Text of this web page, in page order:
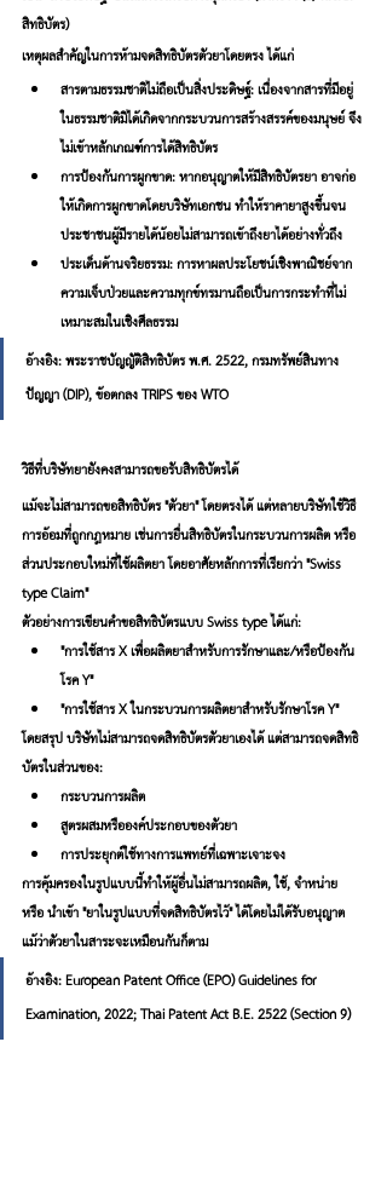
สิทธิบัตร)
เหตุผลสำคัญในการห้ามจดสิทธิบัตรตัวยาโดยตรง ได้แก่
สารตามธรรมชาติไม่ถือเป็นสิ่งประดิษฐ์: เนื่องจากสารที่มีอยู่
ในธรรมชาติมิได้เกิดจากกระบวนการสร้างสรรค์ของมนุษย์ จึง
ไม่เข้าหลักเกณฑ์การได้สิทธิบัตร
การป้องกันการผูกขาด: หากอนุญาตให้มีสิทธิบัตรยา อาจก่อ
ให้เกิดการผูกขาดโดยบริษัทเอกชน ทำให้ราคายาสูงขึ้นจน
ประชาชนผู้มีรายได้น้อยไม่สามารถเข้าถึงยาได้อย่างทั่วถึง
ประเด็นด้านจริยธรรม: การหาผลประโยชน์เชิงพาณิชย์จาก
ความเจ็บป่วยและความทุกข์ทรมานถือเป็นการกระทำที่ไม่
เหมาะสมในเชิงศีลธรรม
อ้างอิง: พระราชบัญญัติสิทธิบัตร พ.ศ. 2522, กรมทรัพย์สินทาง
ปัญญา (DIP), ข้อตกลง TRIPS ของ WTO
วิธีที่บริษัทยายังคงสามารถขอรับสิทธิบัตรได้
แม้จะไม่สามารถขอสิทธิบัตร "ตัวยา" โดยตรงได้ แต่หลายบริษัทใช้วิธี
การอ้อมที่ถูกกฎหมาย เช่นการยื่นสิทธิบัตรในกระบวนการผลิต หรือ
ส่วนประกอบใหม่ที่ใช้ผลิตยา โดยอาศัยหลักการที่เรียกว่า "Swiss-
type Claim"
ตัวอย่างการเขียนคำขอสิทธิบัตรแบบ Swiss-type ได้แก่:
"การใช้สาร X เพื่อผลิตยาสำหรับการรักษาและ/หรือป้องกัน
โรค Y"
"การใช้สาร X ในกระบวนการผลิตยาสำหรับรักษาโรค Y"
โดยสรุป บริษัทไม่สามารถจดสิทธิบัตรตัวยาเองได้ แต่สามารถจดสิทธิ
บัตรในส่วนของ:
กระบวนการผลิต
สูตรผสมหรือองค์ประกอบของตัวยา
การประยุกต์ใช้ทางการแพทย์ที่เฉพาะเจาะจง
การคุ้มครองในรูปแบบนี้ทำให้ผู้อื่นไม่สามารถผลิต, ใช้, จำหน่าย
หรือ นำเข้า "ยาในรูปแบบที่จดสิทธิบัตรไว้" ได้โดยไม่ได้รับอนุญาต
แม้ว่าตัวยาในสาระจะเหมือนกันก็ตาม
อ้างอิง: European Patent Office (EPO) Guidelines for
Examination, 2022; Thai Patent Act B.E. 2522 (Section 9)